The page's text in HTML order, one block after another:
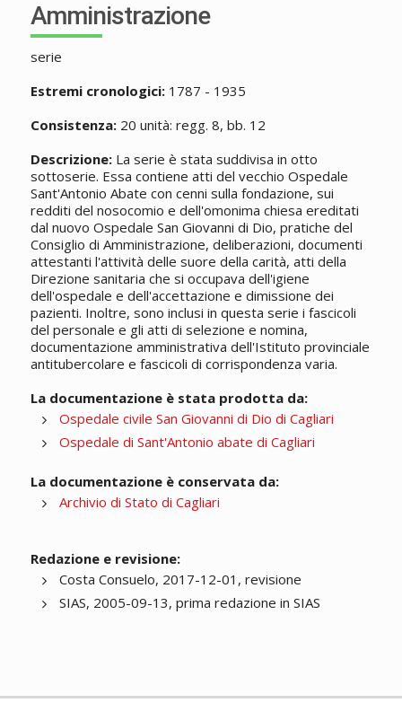
Amministrazione
serie
Estremi cronologici:1787 - 1935
Consistenza:20 unità: regg. 8, bb. 12
Descrizione:La serie è stata suddivisa in otto
sottoserie. Essa contiene atti del vecchio Ospedale
Sant'Antonio Abate con cenni sulla fondazione, sui
redditi del nosocomio e dell'omonima chiesa ereditati
dal nuovo Ospedale San Giovanni di Dio, pratiche del
Consiglio di Amministrazione, deliberazioni, documenti
attestanti l'attività delle suore della carità, atti della
Direzione sanitaria che si occupava dell'igiene
dell'ospedale e dell'accettazione e dimissione dei
pazienti. Inoltre, sono inclusi in questa serie i fascicoli
del personale e gli atti di selezione e nomina,
documentazione amministrativa dell'Istituto provinciale
antitubercolare e fascicoli di corrispondenza varia.
La documentazione è stata prodotta da:
Ospedale civile San Giovanni di Dio di Cagliari
Ospedale di Sant'Antonio abate di Cagliari
La documentazione è conservata da:
Archivio di Stato di Cagliari
Redazione e revisione:
Costa Consuelo, 2017-12-01, revisione
SIAS, 2005-09-13, prima redazione in SIAS